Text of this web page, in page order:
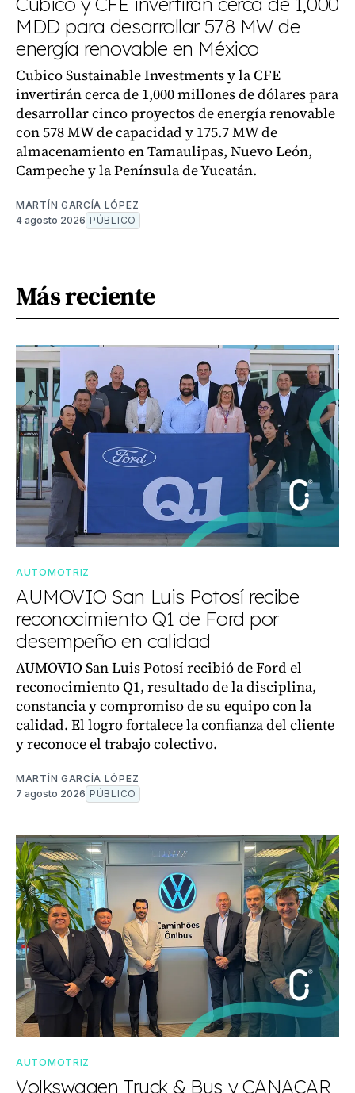
MDD para desarrollar 578 MW de
energía renovable en México
Cubico Sustainable Investments y la CFE
invertirán cerca de 1,000 millones de dólares para
desarrollar cinco proyectos de energía renovable
con 578 MW de capacidad y 175.7 MW de
almacenamiento en Tamaulipas, Nuevo León,
Campeche y la Península de Yucatán.
MARTÍN GARCÍA LÓPEZ
4 agosto 2026 PÚBLICO
Más reciente
AUTOMOTRIZ
AUMOVIO San Luis Potosí recibe
reconocimiento Q1 de Ford por
desempeño en calidad
AUMOVIO San Luis Potosí recibió de Ford el
reconocimiento Q1, resultado de la disciplina,
constancia y compromiso de su equipo con la
calidad. El logro fortalece la confianza del cliente
y reconoce el trabajo colectivo.
MARTÍN GARCÍA LÓPEZ
7 agosto 2026 PÚBLICO
AUTOMOTRIZ
Volkswagen Truck & Bus y CANACAR